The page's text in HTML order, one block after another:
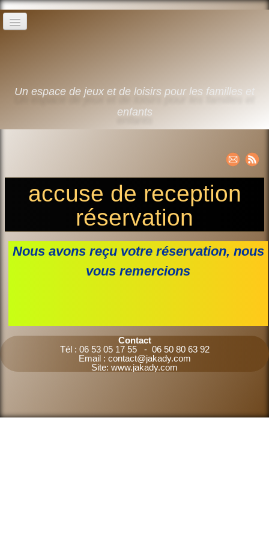
Swimming pool leisure days
English▼
Un espace de jeux et de loisirs pour les familles et
enfants
accuse de reception
réservation
Nous avons reçu votre réservation, nous
vous remercions
Contact
Tél : 06 53 05 17 55 - 06 50 80 63 92
Email : contact@jakady.com
Site: www.jakady.com